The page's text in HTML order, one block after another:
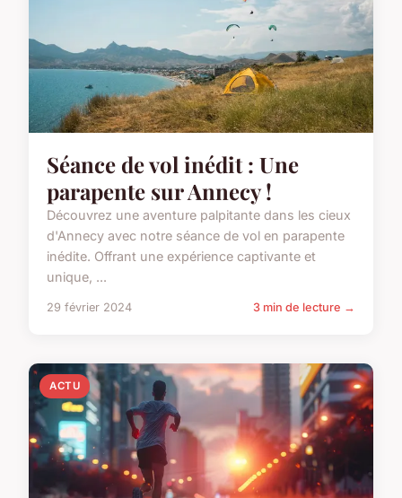
Séance de vol inédit : Une
parapente sur Annecy !
Découvrez une aventure palpitante dans les cieux
d'Annecy avec notre séance de vol en parapente
inédite. Offrant une expérience captivante et
unique, ...
29 février 2024 3 min de lecture →
ACTU